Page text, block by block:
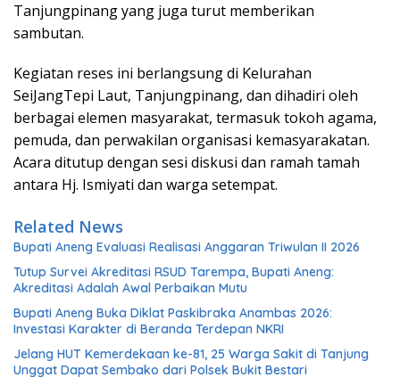
Tanjungpinang yang juga turut memberikan
sambutan.
Kegiatan reses ini berlangsung di Kelurahan
SeiJangTepi Laut, Tanjungpinang, dan dihadiri oleh
berbagai elemen masyarakat, termasuk tokoh agama,
pemuda, dan perwakilan organisasi kemasyarakatan.
Acara ditutup dengan sesi diskusi dan ramah tamah
antara Hj. Ismiyati dan warga setempat.
Related News
Bupati Aneng Evaluasi Realisasi Anggaran Triwulan II 2026
Tutup Survei Akreditasi RSUD Tarempa, Bupati Aneng:
Akreditasi Adalah Awal Perbaikan Mutu
Bupati Aneng Buka Diklat Paskibraka Anambas 2026:
Investasi Karakter di Beranda Terdepan NKRI
Jelang HUT Kemerdekaan ke-81, 25 Warga Sakit di Tanjung
Unggat Dapat Sembako dari Polsek Bukit Bestari